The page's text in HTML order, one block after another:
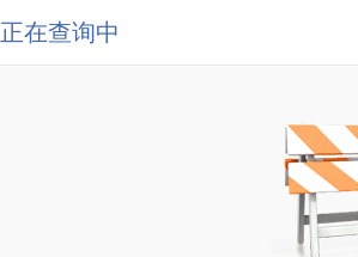
正在查询中